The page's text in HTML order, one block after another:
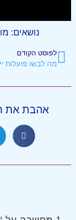
נושאים:
לפוסט הקודם
אהבת את